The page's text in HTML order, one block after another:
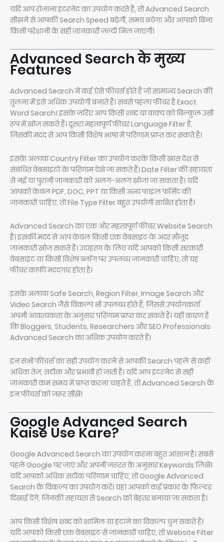
यदि आप रोजाना इंटरनेट का उपयोग करते हैं, तो Advanced Search
सीखने से आपकी Search Speed बढ़ेगी, समय बचेगा और आपको बिना
किसी परेशानी के सही जानकारी जल्दी मिल जाएगी।
Advanced Search के मुख्य
Features
Advanced Search में कई ऐसे फीचर्स होते हैं जो सामान्य Search की
तुलना में इसे अधिक उपयोगी बनाते हैं। सबसे पहला फीचर है Exact
Word Search। इसके जरिए आप किसी शब्द या वाक्य को बिल्कुल उसी
रूप में खोज सकते हैं। दूसरा महत्वपूर्ण फीचर Language Filter है,
जिसकी मदद से आप किसी विशेष भाषा में परिणाम प्राप्त कर सकते हैं।
इसके अलावा Country Filter का उपयोग करके किसी खास देश से
संबंधित वेबसाइटों के परिणाम देखे जा सकते हैं। Date Filter की सहायता
से नई या पुरानी जानकारी को अलग-अलग खोजा जा सकता है। यदि
आपको केवल PDF, DOC, PPT या किसी अन्य फाइल फॉर्मेट की
जानकारी चाहिए, तो File Type Filter बहुत उपयोगी साबित होता है।
Advanced Search का एक और महत्वपूर्ण फीचर Website Search
है। इसकी मदद से आप केवल किसी एक वेबसाइट के अंदर मौजूद
जानकारी खोज सकते हैं। उदाहरण के लिए यदि आपको किसी सरकारी
वेबसाइट या किसी विशेष ब्लॉग पर उपलब्ध जानकारी चाहिए, तो यह
फीचर काफी मददगार होता है।
इसके अलावा Safe Search, Region Filter, Image Search और
Video Search जैसे विकल्प भी उपलब्ध होते हैं, जिससे उपयोगकर्ता
अपनी आवश्यकता के अनुसार परिणाम प्राप्त कर सकते हैं। यही कारण है
कि Bloggers, Students, Researchers और SEO Professionals
Advanced Search का अधिक उपयोग करते हैं।
इन सभी फीचर्स का सही उपयोग करने से आपकी Search पहले से कहीं
अधिक तेज, सटीक और प्रभावी हो जाती है। यदि आप इंटरनेट से सही
जानकारी कम समय में प्राप्त करना चाहते हैं, तो Advanced Search के
इन फीचर्स को जरूर सीखें।
Google Advanced Search
Kaise Use Kare?
Google Advanced Search का उपयोग करना बहुत आसान है। सबसे
पहले Google पर जाएं और अपनी जरूरत के अनुसार Keywords लिखें।
यदि आपको अधिक सटीक परिणाम चाहिए, तो Google Advanced
Search के विकल्प का उपयोग करें। यहां आपको कई प्रकार के फिल्टर
दिखाई देंगे, जिनकी सहायता से Search को बेहतर बनाया जा सकता है।
आप किसी विशेष शब्द को शामिल या हटाने का विकल्प चुन सकते हैं।
यदि आपको किसी एक वेबसाइट से जानकारी चाहिए, तो Website Filter